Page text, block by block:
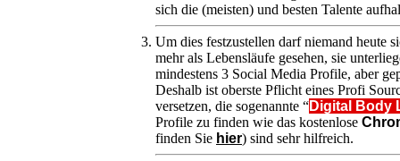
sich die (meisten) und besten Talente
Um dies festzustellen darf niemand heute
mehr als Lebensläufe gesehen, sie
mindestens 3 Social Media Profile, aber
Deshalb ist oberste Pflicht eines Profi
versetzen, die sogenannte “Digital Body
Profile zu finden wie das kostenlose
finden Sie hier) sind sehr hilfreich.